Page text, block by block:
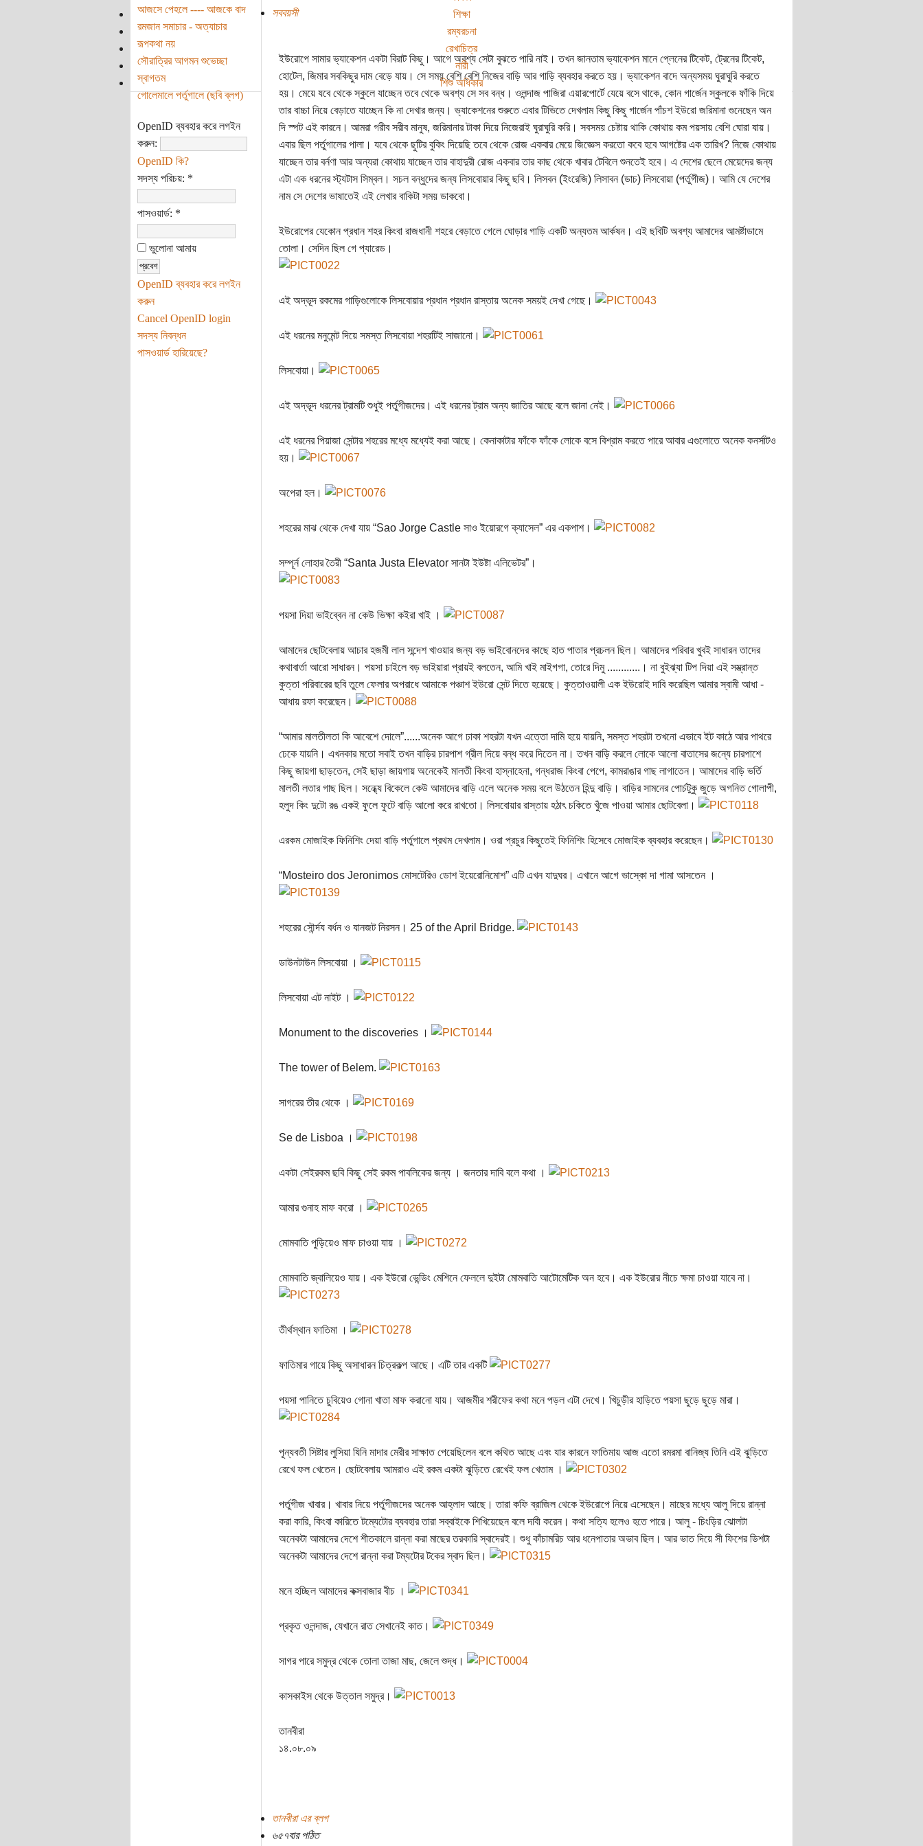
শিক্ষা
রম্যরচনা
রেখাচিত্র
নারী
শিশু অধিকার
আজসে পেহলে ---- আজকে বাদ
রমজান সমাচার - অত্যাচার
রূপকথা নয়
সৌরাত্রির আগমন শুভেচ্ছা
স্বাগতম
গোলেমালে পর্তুগালে (ছবি ব্লগ)
OpenID ব্যবহার করে লগইন
করুন:
OpenID কি?
সদস্য পরিচয়: *
পাসওয়ার্ড: *
ভুলোনা আমায়
OpenID ব্যবহার করে লগইন
করুন
Cancel OpenID login
সদস্য নিবন্ধন
পাসওয়ার্ড হারিয়েছে?
সববয়সী
ইউরোপে সামার ভ্যাকেশন একটা বিরাট কিছু। আগে অবশ্য সেটা বুঝতে পারি নাই। তখন জানতাম ভ্যাকেশন মানে প্লেনের টিকেট, ট্রেনের টিকেট,
হোটেল, জিমার সবকিছুর দাম বেড়ে যায়। সে সময় বেশি বেশি নিজের বাড়ি আর গাড়ি ব্যবহার করতে হয়। ভ্যাকেশন বাদে অন্যসময় ঘুরাঘুরি করতে
হয়। মেয়ে যবে থেকে স্কুলে যাচ্ছেন তবে থেকে অবশ্য সে সব বন্ধ। ওলন্দাজ পাজিরা এয়ারপোর্টে যেয়ে বসে থাকে, কোন গার্জেন স্কুলকে ফাঁকি দিয়ে
তার বাচ্চা নিয়ে বেড়াতে যাচ্ছেন কি না দেখার জন্য। ভ্যাকেশনের শুরুতে এবার টিভিতে দেখলাম কিছু কিছু গার্জেন পাঁচশ ইউরো জরিমানা গুনেছেন অন
দি স্পট এই কারনে। আমরা গরীব সরীব মানুষ, জরিমানার টাকা দিয়ে নিজেরাই ঘুরাঘুরি করি। সবসময় চেষ্টায় থাকি কোথায় কম পয়সায় বেশি ঘোরা যায়।
এবার ছিল পর্তুগালের পালা। যবে থেকে ছুটির বুকিং দিয়েছি তবে থেকে রোজ একবার মেয়ে জিজ্ঞেস করতো কবে হবে আগষ্টের এক তারিখ? নিজে কোথায়
যাচ্ছেন তার বর্নণা আর অন্যরা কোথায় যাচ্ছেন তার বাহাদুরী রোজ একবার তার কাছ থেকে খাবার টেবিলে শুনতেই হবে। এ দেশের ছেলে মেয়েদের জন্য
এটা এক ধরনের স্ট্যটাস সিম্বল। সচল বন্ধুদের জন্য লিসবোয়ার কিছু ছবি। লিসবন (ইংরেজি) লিসাবন (ডাচ) লিসবোয়া (পর্তুগীজ)। আমি যে দেশের
নাম সে দেশের ভাষাতেই এই লেখার বাকিটা সময় ডাকবো।
ইউরোপের যেকোন প্রধান শহর কিংবা রাজধানী শহরে বেড়াতে গেলে ঘোড়ার গাড়ি একটি অন্যতম আর্কষন। এই ছবিটি অবশ্য আমাদের আমর্ষ্টাডামে
তোলা। সেদিন ছিল গে প্যারেড।
এই অদ্ভূদ রকমের গাড়িগুলোকে লিসবোয়ার প্রধান প্রধান রাস্তায় অনেক সময়ই দেখা গেছে।
এই ধরনের মনুমেন্ট দিয়ে সমস্ত লিসবোয়া শহরটিই সাজানো।
লিসবোয়া।
এই অদ্ভূদ ধরনের ট্রামটি শুধুই পর্তুগীজদের। এই ধরনের ট্রাম অন্য জাতির আছে বলে জানা নেই।
এই ধরনের পিয়াজা সেন্টার শহরের মধ্যে মধ্যেই করা আছে। কেনাকাটার ফাঁকে ফাঁকে লোকে বসে বিশ্রাম করতে পারে আবার এগুলোতে অনেক কনর্সাটও
হয়।
অপেরা হল।
শহরের মাঝ থেকে দেখা যায় “Sao Jorge Castle সাও ইয়োরগে ক্যাসেল” এর একপাশ।
সম্পূর্ন লোহার তৈরী “Santa Justa Elevator সানটা ইউষ্টা এলিভেটর”।
পয়সা দিয়া ভাইব্বেন না কেউ ভিক্ষা কইরা খাই ।
আমাদের ছোটবেলায় আচার হজমী লাল সন্দেশ খাওয়ার জন্য বড় ভাইবোনদের কাছে হাত পাতার প্রচলন ছিল। আমাদের পরিবার খুবই সাধারন তাদের
কথাবার্তা আরো সাধারন। পয়সা চাইলে বড় ভাইয়ারা প্রায়ই বলতেন, আমি খাই মাইগগা, তোরে দিমু ............। না বুইঝ্যা টিপ দিয়া এই সম্ভ্রান্ত
কুত্তা পরিবারের ছবি তুলে ফেলার অপরাধে আমাকে পঞ্চাশ ইউরো সেন্ট দিতে হয়েছে। কুত্তাওয়ালী এক ইউরোই দাবি করেছিল আমার স্বামী আধা -
আধায় রফা করেছেন।
“আমার মালতীলতা কি আবেশে দোলে”......অনেক আগে ঢাকা শহরটা যখন এত্তো দামি হয়ে যায়নি, সমস্ত শহরটা তখনো এভাবে ইট কাঠে আর পাথরে
ঢেকে যায়নি। এখনকার মতো সবাই তখন বাড়ির চারপাশ গ্রীল দিয়ে বন্ধ করে দিতেন না। তখন বাড়ি করলে লোকে আলো বাতাসের জন্যে চারপাশে
কিছু জায়গা ছাড়তেন, সেই ছাড়া জায়গায় অনেকেই মালতী কিংবা হাস্নাহেনা, গন্ধরাজ কিংবা পেপে, কামরাঙার গাছ লাগাতেন। আমাদের বাড়ি ভর্তি
মালতী লতার গাছ ছিল। সন্ধ্যে বিকেলে কেউ আমাদের বাড়ি এলে অনেক সময় বলে উঠতেন হিন্দু বাড়ি। বাড়ির সামনের পোর্চটুকু জুড়ে অগনিত গোলাপী,
হলুদ কিং দুটো রঙ একই ফুলে ফুটে বাড়ি আলো করে রাখতো। লিসবোয়ার রাস্তায় হঠাৎ চকিতে খুঁজে পাওয়া আমার ছোটবেলা।
এরকম মোজাইক ফিনিশিং দেয়া বাড়ি পর্তুগালে প্রথম দেখলাম। ওরা প্রচুর কিছুতেই ফিনিশিং হিসেবে মোজাইক ব্যবহার করেছেন।
“Mosteiro dos Jeronimos মোসটেরিও ডোশ ইয়েরোনিমোশ” এটি এখন যাদুঘর। এখানে আগে ভাস্কো দা গামা আসতেন ।
শহরের সৌর্ন্দয বর্ধন ও যানজট নিরসন। 25 of the April Bridge.
ডাউনটাউন লিসবোয়া ।
লিসবোয়া এট নাইট ।
Monument to the discoveries ।
The tower of Belem.
সাগরের তীর থেকে ।
Se de Lisboa ।
একটা সেইরকম ছবি কিছু সেই রকম পাবলিকের জন্য । জনতার দাবি বলে কথা ।
আমার গুনাহ মাফ করো ।
মোমবাতি পুড়িয়েও মাফ চাওয়া যায় ।
মোমবাতি জ্বালিয়েও যায়। এক ইউরো ভেন্ডিং মেশিনে ফেললে দুইটা মোমবাতি আটোমেটিক অন হবে। এক ইউরোর নীচে ক্ষমা চাওয়া যাবে না।
তীর্থস্থান ফাতিমা ।
ফাতিমার গায়ে কিছু অসাধারন চিত্রকল্প আছে। এটি তার একটি
পয়সা পানিতে চুবিয়েও গোনা খাতা মাফ করানো যায়। আজমীর শরীফের কথা মনে পড়ল এটা দেখে। খিচুড়ীর হাড়িতে পয়সা ছুড়ে ছুড়ে মারা।
পূন্যবতী সিষ্টার লুসিয়া যিনি মাদার মেরীর সাক্ষাত পেয়েছিলেন বলে কথিত আছে এবং যার কারনে ফাতিমায় আজ এতো রমরমা বানিজ্য তিনি এই ঝুড়িতে
রেখে ফল খেতেন। ছোটবেলায় আমরাও এই রকম একটা ঝুড়িতে রেখেই ফল খেতাম ।
পর্তুগীজ খাবার। খাবার নিয়ে পর্তুগীজদের অনেক আহ্লাদ আছে। তারা কফি ব্রাজিল থেকে ইউরোপে নিয়ে এসেছেন। মাছের মধ্যে আলু দিয়ে রান্না
করা কারি, কিংবা কারিতে টম্যেটোর ব্যবহার তারা সব্বাইকে শিখিয়েছেন বলে দাবী করেন। কথা সত্যি হলেও হতে পারে। আলু - চিংড়ির ঝোলটা
অনেকটা আমাদের দেশে শীতকালে রান্না করা মাছের তরকারি স্বাদেরই। শুধু কাঁচামরিচ আর ধনেপাতার অভাব ছিল। আর ভাত দিয়ে সী ফিশের ডিশটা
অনেকটা আমাদের দেশে রান্না করা টম্যটোর টকের স্বাদ ছিল।
মনে হচ্ছিল আমাদের কক্সবাজার বীচ ।
প্রকৃত ওলন্দাজ, যেখানে রাত সেখানেই কাত।
সাগর পারে সমুদ্র থেকে তোলা তাজা মাছ, জেলে শুদ্ধ।
কাসকাইস থেকে উত্তাল সমুদ্র।
তানবীরা
১৪.০৮.০৯
তানবীরা এর ব্লগ
৬৫৭বার পঠিত